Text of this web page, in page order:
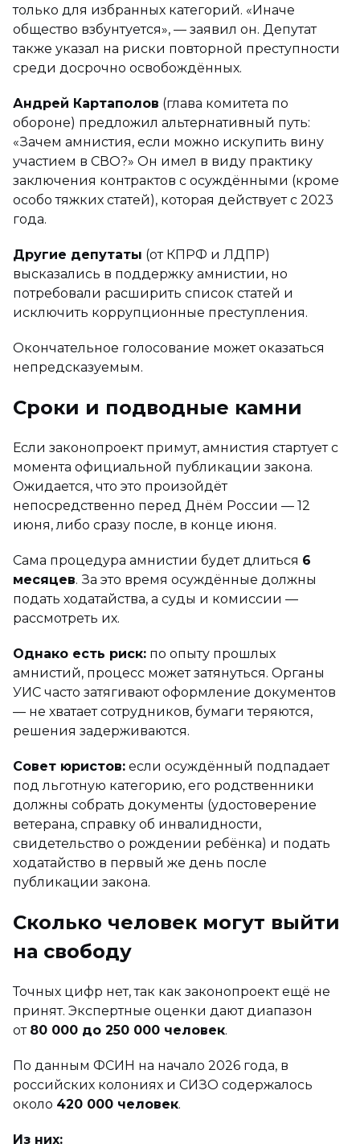
только для избранных категорий. «Иначе
общество взбунтуется», — заявил он. Депутат
также указал на риски повторной преступности
среди досрочно освобождённых.
Андрей Картаполов (глава комитета по
обороне) предложил альтернативный путь:
«Зачем амнистия, если можно искупить вину
участием в СВО?» Он имел в виду практику
заключения контрактов с осуждёнными (кроме
особо тяжких статей), которая действует с 2023
года.
Другие депутаты (от КПРФ и ЛДПР)
высказались в поддержку амнистии, но
потребовали расширить список статей и
исключить коррупционные преступления.
Окончательное голосование может оказаться
непредсказуемым.
Сроки и подводные камни
Если законопроект примут, амнистия стартует с
момента официальной публикации закона.
Ожидается, что это произойдёт
непосредственно перед Днём России — 12
июня, либо сразу после, в конце июня.
Сама процедура амнистии будет длиться 6
месяцев. За это время осуждённые должны
подать ходатайства, а суды и комиссии —
рассмотреть их.
Однако есть риск: по опыту прошлых
амнистий, процесс может затянуться. Органы
УИС часто затягивают оформление документов
— не хватает сотрудников, бумаги теряются,
решения задерживаются.
Совет юристов: если осуждённый подпадает
под льготную категорию, его родственники
должны собрать документы (удостоверение
ветерана, справку об инвалидности,
свидетельство о рождении ребёнка) и подать
ходатайство в первый же день после
публикации закона.
Сколько человек могут выйти
на свободу
Точных цифр нет, так как законопроект ещё не
принят. Экспертные оценки дают диапазон
от 80 000 до 250 000 человек.
По данным ФСИН на начало 2026 года, в
российских колониях и СИЗО содержалось
около 420 000 человек.
Из них: